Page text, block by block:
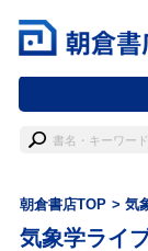
朝倉書店TOP 気
気象学ライ